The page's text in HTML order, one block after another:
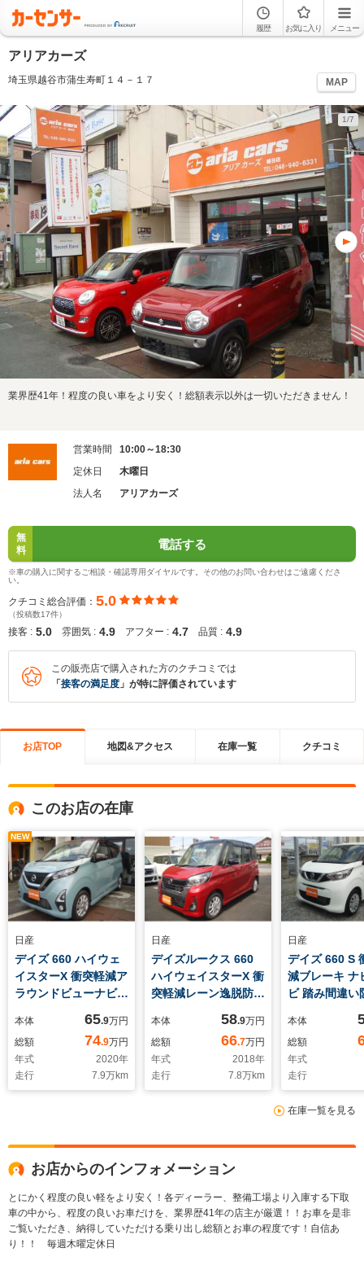
履歴 お気に入り メニュー
アリアカーズ
埼玉県越谷市蒲生寿町１４－１７ MAP
1/7
業界歴41年！程度の良い車をより安く！総額表示以外は一切いただきません！
営業時間
10:00～18:30
定休日
木曜日
法人名
アリアカーズ
無
料
電話する
※車の購入に関するご相談・確認専用ダイヤルです。その他のお問い合わせはご遠慮くださ
い。
クチコミ総合評価： 5.0
（投稿数17件）
接客 : 5.0 雰囲気 : 4.9 アフター : 4.7 品質 : 4.9
この販売店で購入された方のクチコミでは
「 接客の満足度 」が特に評価されています
お店TOP 地図&アクセス 在庫一覧 クチコミ
このお店の在庫
NEW
日産
デイズ 660 ハイウェ
イスターX 衝突軽減ア
ラウンドビューナビフ
ライトETC 走行支援
本体 65.9万円
総額
74.9万円
年式
2020年
走行
7.9万km
日産
デイズルークス 660
ハイウェイスターX 衝
突軽減レーン逸脱防止
ワースライドナビTV
連動ドラレコETCオー
トダウンミラーオート
ハイビーム
本体 58.9万円
総額
66.7万円
年式
2018年
走行
7.8万km
日産
デイズ 660 S
減ブレーキ ナ
ビ 踏み間違
キーレスキー
レーンキープ
ト
本体
総額
年式
走行
在庫一覧を見る
お店からのインフォメーション
とにかく程度の良い軽をより安く！各ディーラー、整備工場より入庫する下取
車の中から、程度の良いお車だけを、業界歴41年の店主が厳選！！お車を是非
ご覧いただき、納得していただける乗り出し総額とお車の程度です！自信あ
り！！ 毎週木曜定休日